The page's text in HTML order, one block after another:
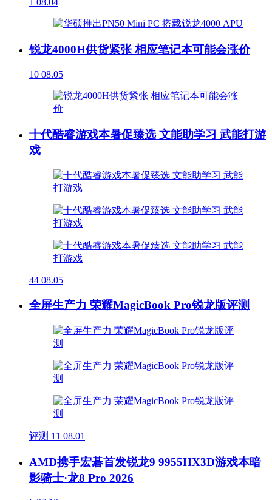
1 08.04
锐龙4000H供货紧张 相应笔记本可能会涨价
10 08.05
十代酷睿游戏本暑促臻选 文能助学习 武能打游
戏
44 08.05
全屏生产力 荣耀MagicBook Pro锐龙版评测
评测 11 08.01
AMD携手宏碁首发锐龙9 9955HX3D游戏本暗
影骑士·龙8 Pro 2026